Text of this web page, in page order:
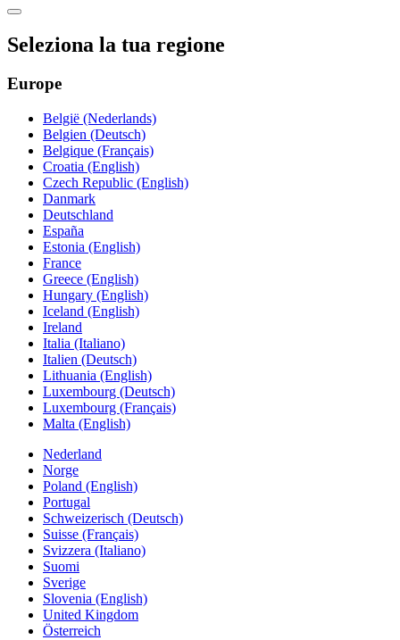
Seleziona la tua regione
Europe
België (Nederlands)
Belgien (Deutsch)
Belgique (Français)
Croatia (English)
Czech Republic (English)
Danmark
Deutschland
España
Estonia (English)
France
Greece (English)
Hungary (English)
Iceland (English)
Ireland
Italia (Italiano)
Italien (Deutsch)
Lithuania (English)
Luxembourg (Deutsch)
Luxembourg (Français)
Malta (English)
Nederland
Norge
Poland (English)
Portugal
Schweizerisch (Deutsch)
Suisse (Français)
Svizzera (Italiano)
Suomi
Sverige
Slovenia (English)
United Kingdom
Österreich